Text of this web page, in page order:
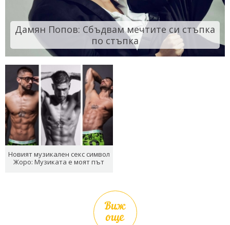
Дамян Попов: Сбъдвам мечтите си стъпка
по стъпка
Новият музикален секс символ
Жоро: Музиката е моят път
Виж
още